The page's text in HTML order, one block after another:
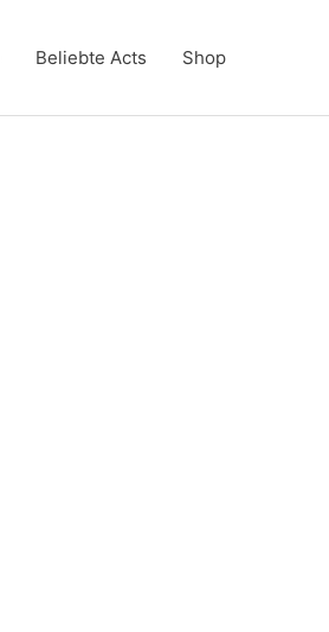
Beliebte Acts Shop